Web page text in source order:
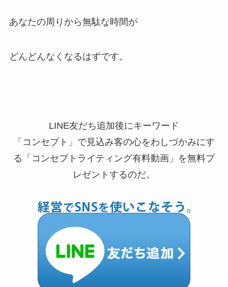
あなたの周りから無駄な時間が
どんどんなくなるはずです。
LINE友だち追加後にキーワード
「コンセプト」で見込み客の心をわしづかみにす
る「コンセプトライティング有料動画」を無料プ
レゼントするのだ。